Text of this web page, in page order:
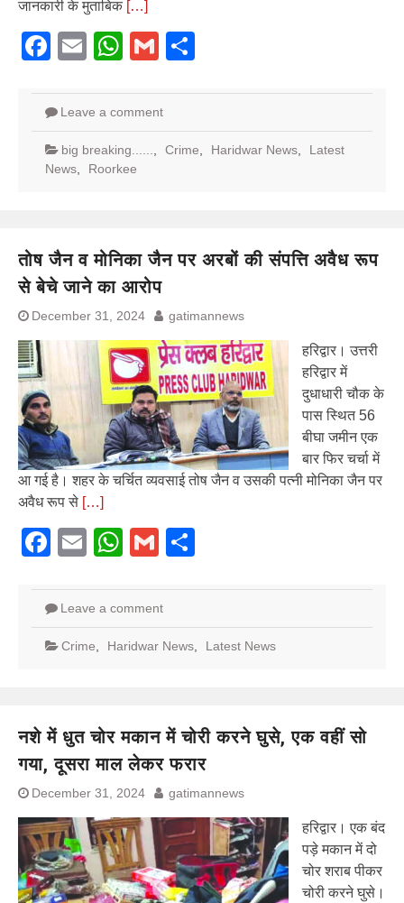
जानकारी के मुताबिक […]
Facebook
EmailWhatsApp
Gmail
Leave a comment
big breaking...... Crime Haridwar News
Latest
News
Roorkee
तोष जैन व मोनिका जैन पर अरबों की संपत्ति अवैध रूप
से बेचे जाने का आरोप
December 31, 2024 gatimannews
हरिद्वार। उत्तरी
हरिद्वार में
दुधाधारी चौक के
पास स्थित 56
बीघा जमीन एक
बार फिर चर्चा में
आ गई है। शहर के चर्चित व्यवसाई तोष जैन व उसकी पत्नी मोनिका जैन पर
अवैध रूप से […]
Facebook
EmailWhatsApp
Gmail
Leave a comment
Crime Haridwar News Latest News
नशे में धुत चोर मकान में चोरी करने घुसे, एक वहीं सो
गया, दूसरा माल लेकर फरार
December 31, 2024 gatimannews
हरिद्वार। एक बंद
पड़े मकान में दो
चोर शराब पीकर
चोरी करने घुसे।